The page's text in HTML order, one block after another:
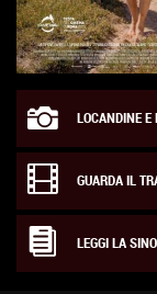
LOCANDINE E
GUARDA IL
LEGGI LA